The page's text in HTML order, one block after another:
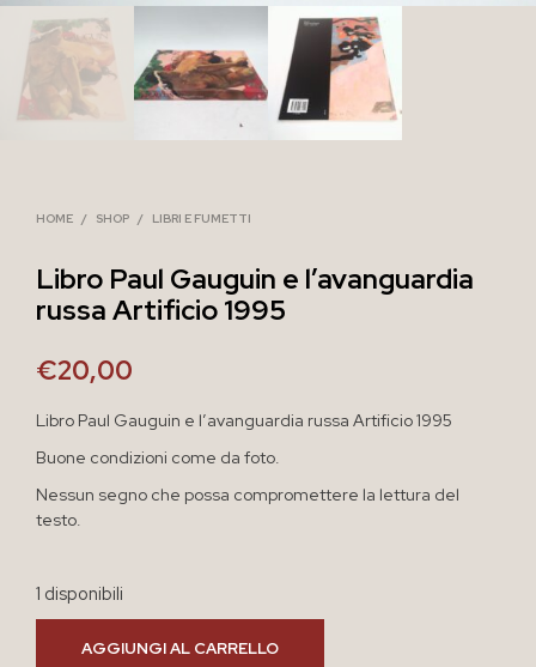
HOME / SHOP / LIBRI E FUMETTI
Libro Paul Gauguin e l’avanguardia
russa Artificio 1995
€20,00
Libro Paul Gauguin e l’avanguardia russa Artificio 1995
Buone condizioni come da foto.
Nessun segno che possa compromettere la lettura del
testo.
1 disponibili
AGGIUNGI AL CARRELLO